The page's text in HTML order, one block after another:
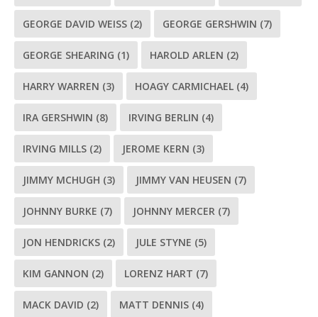
GEORGE DAVID WEISS (2) GEORGE GERSHWIN (7)
GEORGE SHEARING (1) HAROLD ARLEN (2)
HARRY WARREN (3) HOAGY CARMICHAEL (4)
IRA GERSHWIN (8) IRVING BERLIN (4)
IRVING MILLS (2) JEROME KERN (3)
JIMMY MCHUGH (3) JIMMY VAN HEUSEN (7)
JOHNNY BURKE (7) JOHNNY MERCER (7)
JON HENDRICKS (2) JULE STYNE (5)
KIM GANNON (2) LORENZ HART (7)
MACK DAVID (2) MATT DENNIS (4)